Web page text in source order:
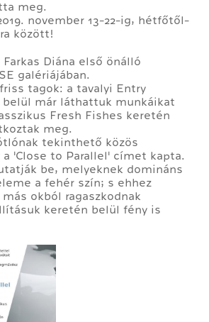
meg.
november 13-22-ig, hétfőtől-
között!
Diána első önálló
galériájában.
tagok: a tavalyi Entry
már láthattuk munkáikat
Fresh Fishes keretén
meg.
tekinthető közös
'Close to Parallel' címet kapta.
be, melyeknek domináns
a fehér szín; s ehhez
okból ragaszkodnak
keretén belül fény is